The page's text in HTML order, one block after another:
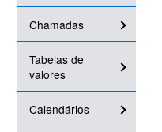
Chamadas
Tabelas de
valores
Calendários